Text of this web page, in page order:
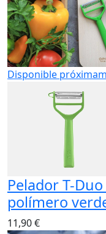
Disponible
Pelador T-
polímero
11,90 €